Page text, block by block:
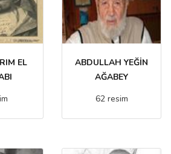
EL
ABDULLAH YEĞİN
AĞABEY
62 resim